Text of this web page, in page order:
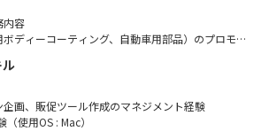
内容
ディーコーティング、自動車用部品）のプロモー
合わせたコピーライティング
料、販促ツール作成（営業ツール、エンドユーザー
章（ニュースリリース含む）、IR向け文章等の作
企画、販促ツール作成のマネジメント経験
使用OS : Mac）